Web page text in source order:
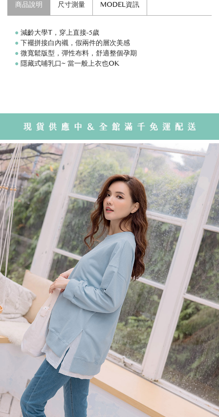
商品說明 尺寸測量 MODEL資訊
● 減齡大學T，穿上直接-5歲
● 下襬拼接白內襯，假兩件的層次美感
● 微寬鬆版型，彈性布料，舒適整個孕期
● 隱藏式哺乳口~ 當一般上衣也OK